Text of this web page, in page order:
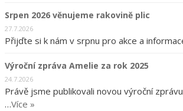
Srpen 2026 věnujeme rakovině plic
27.7.2026
Přijďte si k nám v srpnu pro akce a
Výroční zpráva Amelie za rok 2025
24.7.2026
Právě jsme publikovali novou výroční
…Více »